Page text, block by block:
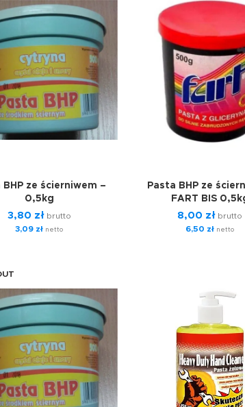
BHP ze ścierniwem –
0,5kg
3,80 złbrutto
3,09 zł netto
Pasta BHP ze
FART BIS
8,00 zł brutto
6,50 zł netto